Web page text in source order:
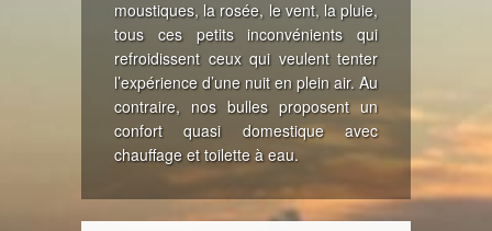
moustiques, la rosée, le vent, la pluie,
tous ces petits inconvénients qui
refroidissent ceux qui veulent tenter
l’expérience d’une nuit en plein air. Au
contraire, nos bulles proposent un
confort quasi domestique avec
chauffage et toilette à eau.